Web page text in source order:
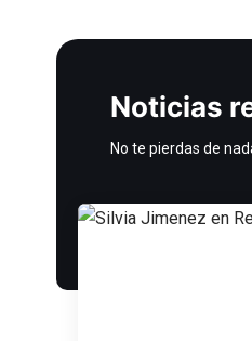
Noticias
No te pierdas de